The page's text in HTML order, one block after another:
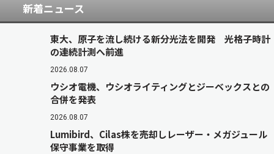
新着ニュース
東大、原子を流し続ける新分光法を開発 光格子時計
の連続計測へ前進
2026.08.07
ウシオ電機、ウシオライティングとジーベックスとの
合併を発表
2026.08.07
Lumibird、Cilas株を売却しレーザー・メガジュール
保守事業を取得